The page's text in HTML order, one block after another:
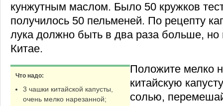
кунжутным маслом. Было 50 кружков
получилось 50 пельменей. По рецепту
лука должно быть в два раза больше, но
Китае.
Что надо:
3 чашки китайской капусты,
очень мелко нарезанной;
Положите мелко
китайскую
солью,